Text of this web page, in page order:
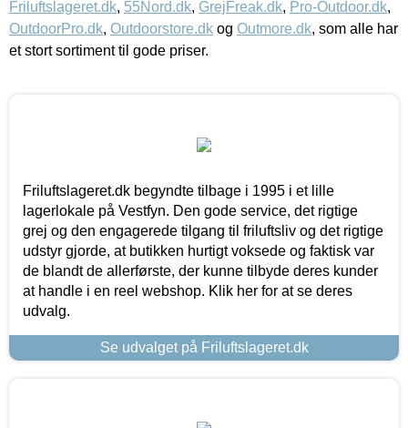
Friluftslageret.dk, 55Nord.dk, GrejFreak.dk, Pro-Outdoor.dk,
OutdoorPro.dk, Outdoorstore.dk og Outmore.dk, som alle har
et stort sortiment til gode priser.
Friluftslageret.dk begyndte tilbage i 1995 i et lille
lagerlokale på Vestfyn. Den gode service, det rigtige
grej og den engagerede tilgang til friluftsliv og det rigtige
udstyr gjorde, at butikken hurtigt voksede og faktisk var
de blandt de allerførste, der kunne tilbyde deres kunder
at handle i en reel webshop. Klik her for at se deres
udvalg.
Se udvalget på Friluftslageret.dk